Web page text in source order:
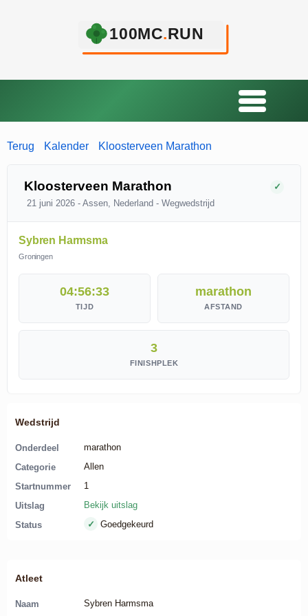
Terug Kalender Kloosterveen Marathon
Kloosterveen Marathon
21 juni 2026 ‐ Assen, Nederland ‐ Wegwedstrijd
✓
Sybren Harmsma
Groningen
04:56:33
TIJD
marathon
AFSTAND
3
FINISHPLEK
Wedstrijd
Onderdeel
marathon
Categorie
Allen
Startnummer
1
Uitslag
Bekijk uitslag
Status
✓ Goedgekeurd
Atleet
Naam Sybren Harmsma